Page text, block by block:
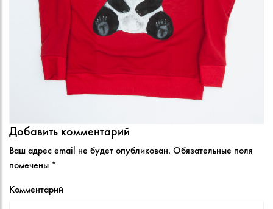
Добавить комментарий
Ваш адрес email не будет опубликован. Обязательные поля
помечены *
Комментарий